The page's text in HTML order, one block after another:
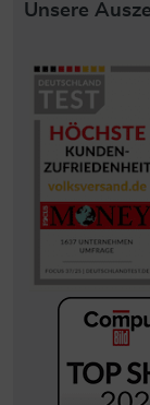
Unsere